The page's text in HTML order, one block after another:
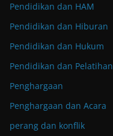
Pendidikan dan HAM
Pendidikan dan Hiburan
Pendidikan dan Hukum
Pendidikan dan Pelatihan
Penghargaan
Penghargaan dan Acara
perang dan konflik